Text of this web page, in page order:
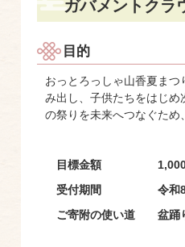
ガバメントクラ
目的
おっとろっしゃ山香夏ま
み出し、子供たちをはじ
の祭りを未来へつなぐ
目標金額
受付期間 令和8年6月
ご寄附の使い道 盆踊り